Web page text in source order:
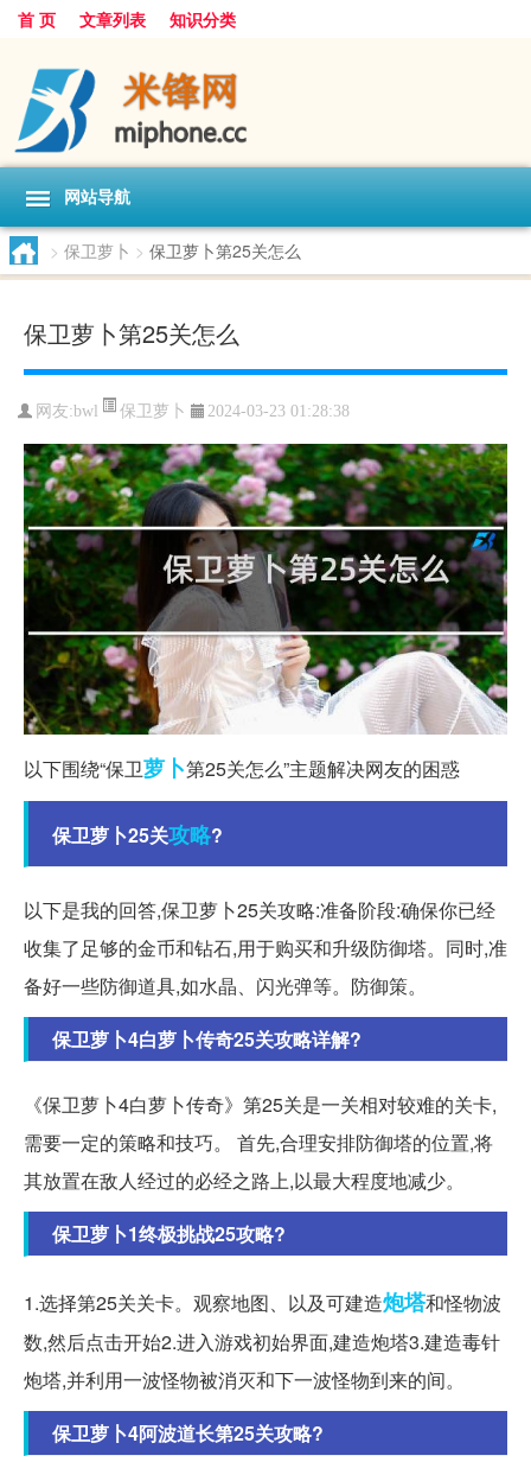
首 页 文章列表 知识分类
网站导航
> 保卫萝卜 > 保卫萝卜第25关怎么
保卫萝卜第25关怎么
网友:bwl 保卫萝卜 2024-03-23 01:28:38
以下围绕“保卫萝卜第25关怎么”主题解决网友的困惑
保卫萝卜25关攻略?
以下是我的回答,保卫萝卜25关攻略:准备阶段:确保你已经
收集了足够的金币和钻石,用于购买和升级防御塔。同时,准
备好一些防御道具,如水晶、闪光弹等。防御策。
保卫萝卜4白萝卜传奇25关攻略详解?
《保卫萝卜4白萝卜传奇》第25关是一关相对较难的关卡,
需要一定的策略和技巧。 首先,合理安排防御塔的位置,将
其放置在敌人经过的必经之路上,以最大程度地减少。
保卫萝卜1终极挑战25攻略?
1.选择第25关关卡。观察地图、以及可建造炮塔和怪物波
数,然后点击开始2.进入游戏初始界面,建造炮塔3.建造毒针
炮塔,并利用一波怪物被消灭和下一波怪物到来的间。
保卫萝卜4阿波道长第25关攻略?